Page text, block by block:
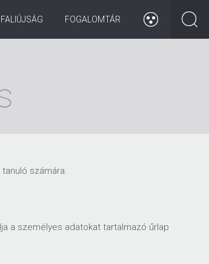
FALIÚJSÁG FOGALOMTÁR
számára.
a személyes adatokat tartalmazó űrlap